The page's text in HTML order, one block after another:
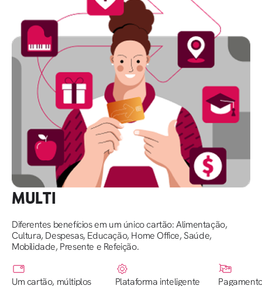
MULTI
Diferentes benefícios em um único cartão: Alimentação,
Cultura, Despesas, Educação, Home Office, Saúde,
Mobilidade, Presente e Refeição.
Um cartão, múltiplos
Plataforma inteligente